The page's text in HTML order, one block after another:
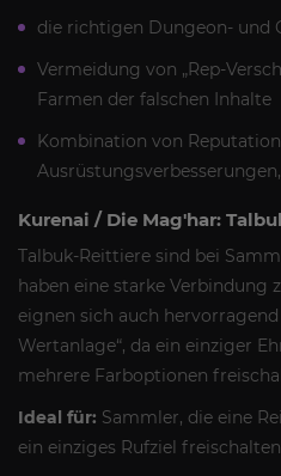
die richtigen Dungeon- und
Vermeidung von „Rep-
Farmen der falschen Inhalte
Kombination von
Kurenai / Die Mag'har:
Talbuk-Reittiere sind bei
haben eine starke Verbindung
eignen sich auch
Wertanlage“, da ein einziger
mehrere Farboptionen
Ideal für: Sammler, die eine
ein einziges Rufziel